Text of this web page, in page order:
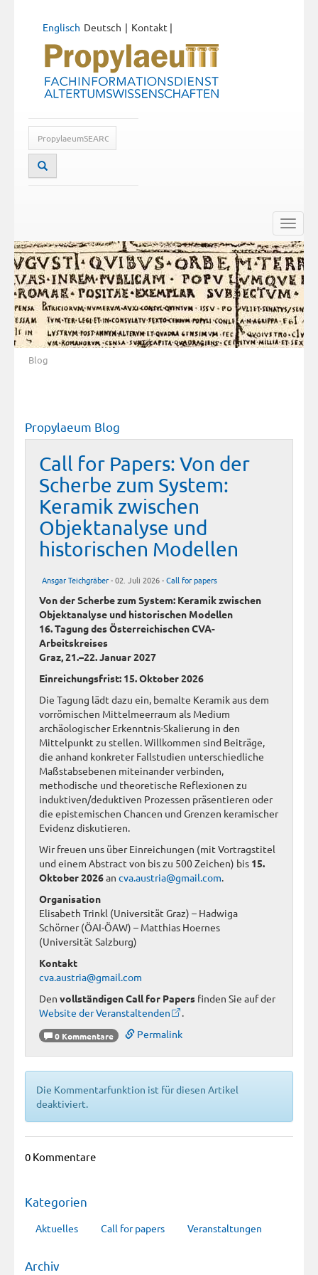
Deutsch
Englisch Kontakt |
Toggle
Blog
Propylaeum Blog
Call for Papers: Von der
Scherbe zum System:
Keramik zwischen
Objektanalyse und
historischen Modellen
Ansgar Teichgräber- 02. Juli 2026 -Call for papers
Von der Scherbe zum System: Keramik zwischen
Objektanalyse und historischen Modellen
16. Tagung des Österreichischen CVA-
Arbeitskreises
Graz, 21.–22. Januar 2027
Einreichungsfrist: 15. Oktober 2026
Die Tagung lädt dazu ein, bemalte Keramik aus dem
vorrömischen Mittelmeerraum als Medium
archäologischer Erkenntnis-Skalierung in den
Mittelpunkt zu stellen. Willkommen sind Beiträge,
die anhand konkreter Fallstudien unterschiedliche
Maßstabsebenen miteinander verbinden,
methodische und theoretische Reflexionen zu
induktiven/deduktiven Prozessen präsentieren oder
die epistemischen Chancen und Grenzen keramischer
Evidenz diskutieren.
Wir freuen uns über Einreichungen (mit Vortragstitel
und einem Abstract von bis zu 500 Zeichen) bis 15.
Oktober 2026an cva.austria@gmail.com.
Organisation
Elisabeth Trinkl (Universität Graz) – Hadwiga
Schörner (ÖAI-ÖAW) – Matthias Hoernes
(Universität Salzburg)
Kontakt
cva.austria@gmail.com
Den vollständigen Call for Papers finden Sie auf der
Website der Veranstaltenden
.
0 Kommentare Permalink
Die Kommentarfunktion ist für diesen Artikel
deaktiviert.
0 Kommentare
Kategorien
Aktuelles Call for papers Veranstaltungen
Archiv